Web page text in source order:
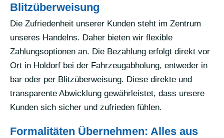
Blitzüberweisung
Die Zufriedenheit unserer Kunden steht im Zentrum
unseres Handelns. Daher bieten wir flexible
Zahlungsoptionen an. Die Bezahlung erfolgt direkt vor
Ort in Holdorf bei der Fahrzeugabholung, entweder in
bar oder per Blitzüberweisung. Diese direkte und
transparente Abwicklung gewährleistet, dass unsere
Kunden sich sicher und zufrieden fühlen.
Formalitäten Übernehmen: Alles aus